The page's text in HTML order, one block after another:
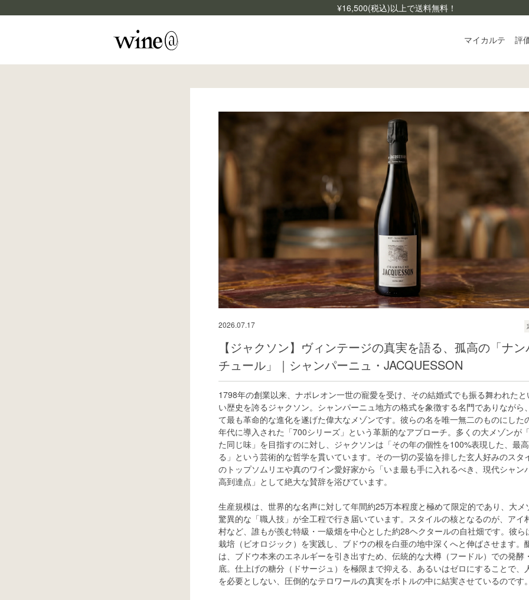
¥16,500(税込)以上で送料無料！
マイカルテ 評
wine@EBISU
ご利
よく
お問
2026.07.17
【ジャクソン】ヴィンテージの真実を語る、孤高の「ナン
チュール」｜シャンパーニュ・JACQUESSON
1798年の創業以来、ナポレオン一世の寵愛を受け、その結婚式でも振る舞われたと
い歴史を誇るジャクソン。シャンパーニュ地方の格式を象徴する名門でありながら
て最も革命的な進化を遂げた偉大なメゾンです。彼らの名を唯一無二のものにした
年代に導入された「700シリーズ」という革新的なアプローチ。多くの大メゾンが
た同じ味」を目指すのに対し、ジャクソンは「その年の個性を100%表現した、最
る」という芸術的な哲学を貫いています。その一切の妥協を排した玄人好みのスタ
のトップソムリエや真のワイン愛好家から「いま最も手に入れるべき、現代シャン
高到達点」として絶大な賛辞を浴びています。
生産規模は、世界的な名声に対して年間約25万本程度と極めて限定的であり、大メ
驚異的な「職人技」が全工程で行き届いています。スタイルの核となるのが、アイ
村など、誰もが羨む特級・一級畑を中心とした約28ヘクタールの自社畑です。彼ら
栽培（ビオロジック）を実践し、ブドウの根を白亜の地中深くへと伸ばさせます。
は、ブドウ本来のエネルギーを引き出すため、伝統的な大樽（フードル）での発酵
底。仕上げの糖分（ドサージュ）を極限まで抑える、あるいはゼロにすることで、
を必要としない、圧倒的なテロワールの真実をボトルの中に結実させているのです。